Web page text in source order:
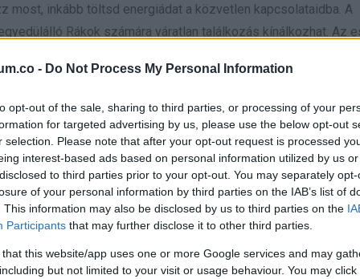
- Do Not Process My Personal Information
opt-out of the sale, sharing to third parties, or processing of your
for targeted advertising by us, please use the below opt-out
selection. Please note that after your opt-out request is processed
interest-based ads based on personal information utilized by us
to third parties prior to your opt-out. You may separately
of your personal information by third parties on the IAB’s list of
This information may also be disclosed by us to third parties on the
Participants that may further disclose it to other third parties.
that this website/app uses one or more Google services and may
but not limited to your visit or usage behaviour. You may
most, inkább töltsd energiádat a közvetlen kapcsolataidba. A
Rákok számára váratlan találkozás kínálkozhat. Az
könyvet.
a körülöttük lévő energiákra, ami megnyithatja a
saját érzéseidet, illetve azokat a dolgokat, amelyek
számíthatsz, amelyek elmélyíthetik az
hozz. Kreatív és spirituális tevékenységek szintén
élsz, mély és érzéki pillanatok várnak rátok, ami
nap lehetőséget kínál egy érdekes ismerkedésre. Az esti
„sok szerencsét” beírása után gördítesz lejjebb!